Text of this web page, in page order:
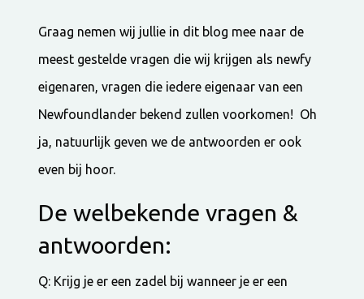
Graag nemen wij jullie in dit blog mee naar de
meest gestelde vragen die wij krijgen als newfy
eigenaren, vragen die iedere eigenaar van een
Newfoundlander bekend zullen voorkomen! Oh
ja, natuurlijk geven we de antwoorden er ook
even bij hoor.
De welbekende vragen &
antwoorden:
Q: Krijg je er een zadel bij wanneer je er een